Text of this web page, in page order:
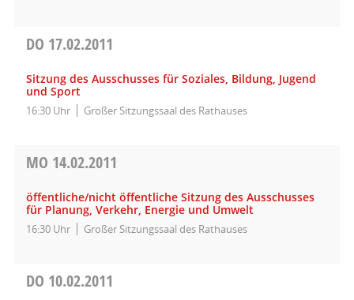
DO 17.02.2011
Sitzung des Ausschusses für Soziales, Bildung, Jugend
und Sport
16:30 Uhr Großer Sitzungssaal des Rathauses
MO 14.02.2011
öffentliche/nicht öffentliche Sitzung des Ausschusses
für Planung, Verkehr, Energie und Umwelt
16:30 Uhr Großer Sitzungssaal des Rathauses
DO 10.02.2011